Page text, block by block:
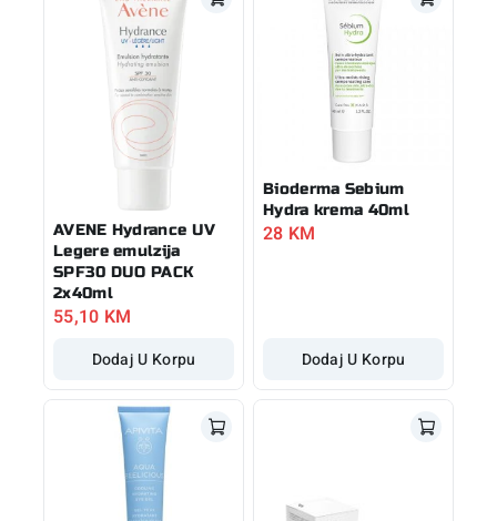
AVENE Hydrance UV
Legere emulzija
SPF30 DUO PACK
2x40ml
55,10 KM
Dodaj U Korpu
Bioderma Sebium
Hydra krema 40ml
28 KM
Dodaj U Korpu